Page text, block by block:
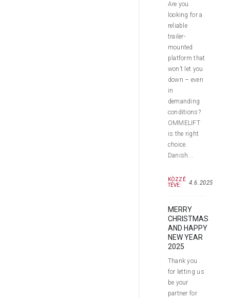
Are you
looking for a
reliable
trailer-
mounted
platform that
won’t let you
down – even
in
demanding
conditions?
OMMELIFT
is the right
choice.
Danish...
KÖZZÉ
TÉVE:
4.6.2025
MERRY
CHRISTMAS
AND HAPPY
NEW YEAR
2025
Thank you
for letting us
be your
partner for